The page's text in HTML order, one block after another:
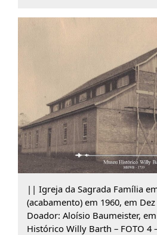
|| Igreja da Sagrada Família
(acabamento) em 1960, em
Doador: Aloísio Baumeister,
Histórico Willy Barth – FOTO 4